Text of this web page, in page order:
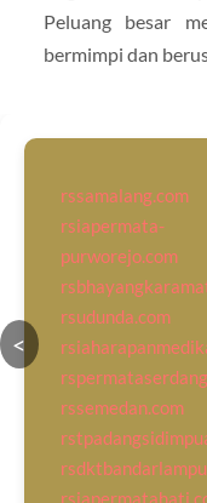
Peluang besar
bermimpi dan
rssamalang.com
rsiapermata-
purworejo.com
rsudunda.com
rssemedan.com
<